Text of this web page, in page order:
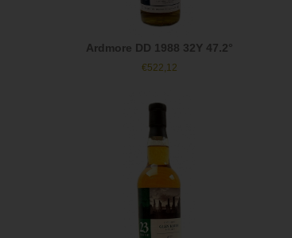
Ardmore DD 1988 32Y 47.2°
€522,12